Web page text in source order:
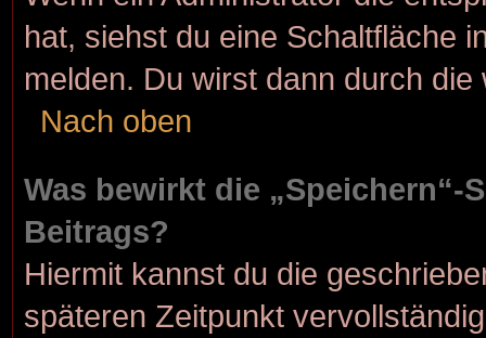
hat, siehst du eine Schaltfläche
melden. Du wirst dann durch
Nach oben
Was bewirkt die „Speichern“-
Beitrags?
Hiermit kannst du die
späteren Zeitpunkt